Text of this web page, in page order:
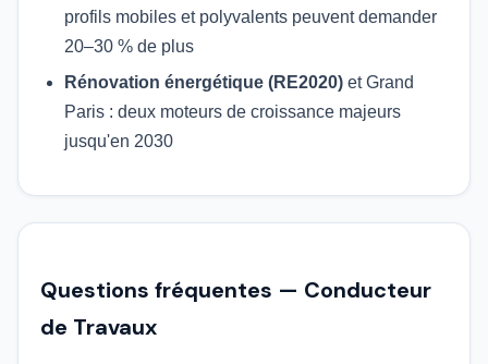
profils mobiles et polyvalents peuvent demander
20–30 % de plus
Rénovation énergétique (RE2020) et Grand
Paris : deux moteurs de croissance majeurs
jusqu'en 2030
Questions fréquentes — Conducteur
de Travaux